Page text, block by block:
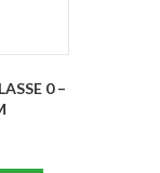
0 –